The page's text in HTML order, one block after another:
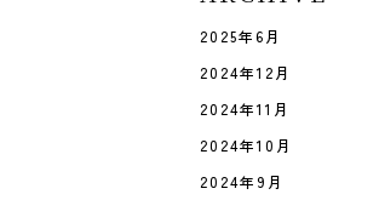
2025年6月
2024年12月
2024年11月
2024年10月
2024年9月